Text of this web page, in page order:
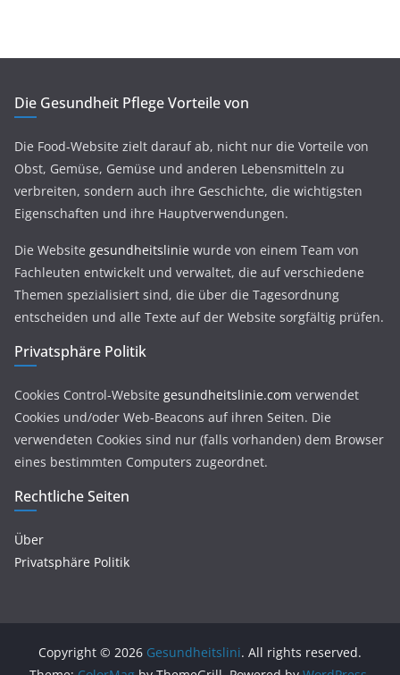
Die Gesundheit Pflege Vorteile von
Die Food-Website zielt darauf ab, nicht nur die Vorteile von
Obst, Gemüse, Gemüse und anderen Lebensmitteln zu
verbreiten, sondern auch ihre Geschichte, die wichtigsten
Eigenschaften und ihre Hauptverwendungen.
Die Website gesundheitslinie wurde von einem Team von
Fachleuten entwickelt und verwaltet, die auf verschiedene
Themen spezialisiert sind, die über die Tagesordnung
entscheiden und alle Texte auf der Website sorgfältig prüfen.
Privatsphäre Politik
Cookies Control-Website gesundheitslinie.com verwendet
Cookies und/oder Web-Beacons auf ihren Seiten. Die
verwendeten Cookies sind nur (falls vorhanden) dem Browser
eines bestimmten Computers zugeordnet.
Rechtliche Seiten
Über
Privatsphäre Politik
Copyright © 2026 Gesundheitslini. All rights reserved.